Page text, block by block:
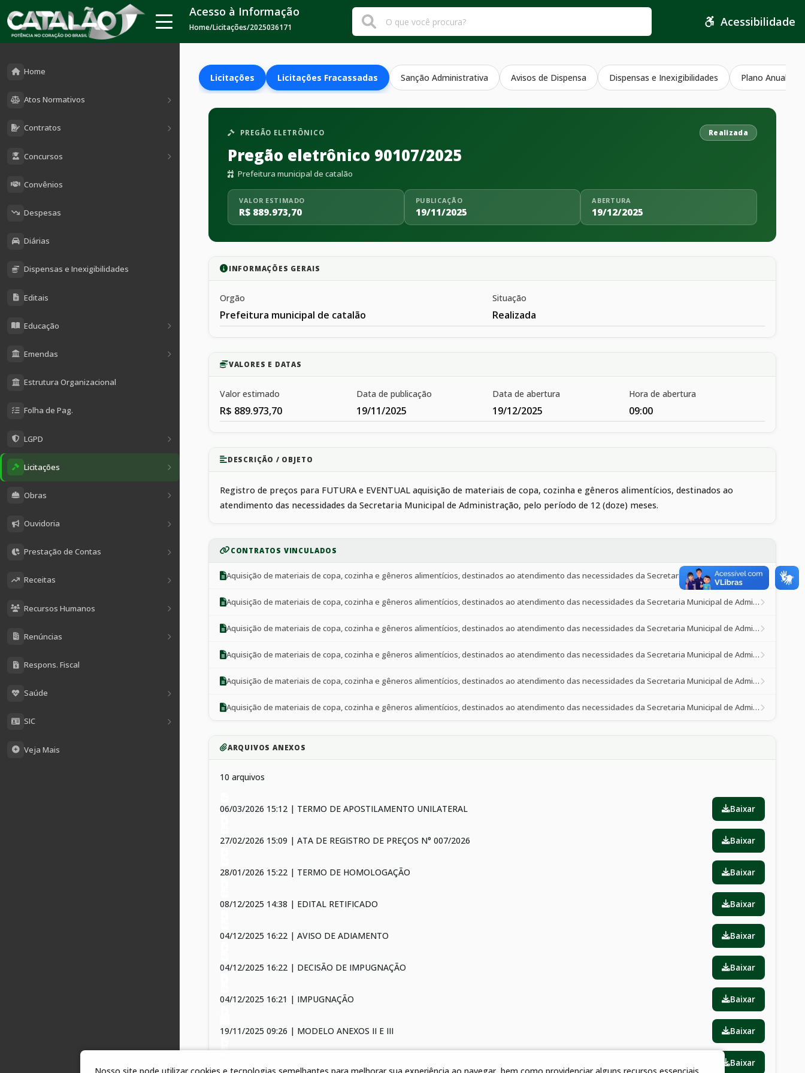
Home
Atos Normativos
Contratos
Concursos
Convênios
Despesas
Diárias
Dispensas e Inexigibilidades
Editais
Educação
Emendas
Estrutura Organizacional
Folha de Pag.
LGPD
Licitações
Obras
Ouvidoria
Prestação de Contas
Receitas
Recursos Humanos
Renúncias
Respons. Fiscal
Saúde
SIC
Veja Mais
Acesso à Informação
Home/Licitações/2025036171 Acessibilidade
Licitações Licitações Fracassadas Sanção Administrativa Avisos de Dispensa Dispensas e Inexigibilidades Plano Anual
PREGÃO ELETRÔNICO Realizada
Pregão eletrônico 90107/2025
Prefeitura municipal de catalão
VALOR ESTIMADO
R$ 889.973,70
PUBLICAÇÃO
19/11/2025
ABERTURA
19/12/2025
INFORMAÇÕES GERAIS
Orgão
Prefeitura municipal de catalão
Situação
Realizada
VALORES E DATAS
Valor estimado
R$ 889.973,70
Data de publicação
19/11/2025
Data de abertura
19/12/2025
Hora de abertura
09:00
DESCRIÇÃO / OBJETO
Registro de preços para FUTURA e EVENTUAL aquisição de materiais de copa, cozinha e gêneros alimentícios, destinados ao
atendimento das necessidades da Secretaria Municipal de Administração, pelo período de 12 (doze) meses.
CONTRATOS VINCULADOS
Aquisição de materiais de copa, cozinha e gêneros alimentícios, destinados ao atendimento das necessidades da Secretaria Municipal de Administração.
Aquisição de materiais de copa, cozinha e gêneros alimentícios, destinados ao atendimento das necessidades da Secretaria Municipal de Administração.
Aquisição de materiais de copa, cozinha e gêneros alimentícios, destinados ao atendimento das necessidades da Secretaria Municipal de Administração.
Aquisição de materiais de copa, cozinha e gêneros alimentícios, destinados ao atendimento das necessidades da Secretaria Municipal de Administração.
Aquisição de materiais de copa, cozinha e gêneros alimentícios, destinados ao atendimento das necessidades da Secretaria Municipal de Administração.
Aquisição de materiais de copa, cozinha e gêneros alimentícios, destinados ao atendimento das necessidades da Secretaria Municipal de Administração.
ARQUIVOS ANEXOS
10 arquivos
06/03/2026 15:12 | TERMO DE APOSTILAMENTO UNILATERAL Baixar
27/02/2026 15:09 | ATA DE REGISTRO DE PREÇOS N° 007/2026 Baixar
28/01/2026 15:22 | TERMO DE HOMOLOGAÇÃO Baixar
08/12/2025 14:38 | EDITAL RETIFICADO Baixar
04/12/2025 16:22 | AVISO DE ADIAMENTO Baixar
04/12/2025 16:22 | DECISÃO DE IMPUGNAÇÃO Baixar
04/12/2025 16:21 | IMPUGNAÇÃO Baixar
19/11/2025 09:26 | MODELO ANEXOS II E III Baixar
Baixar